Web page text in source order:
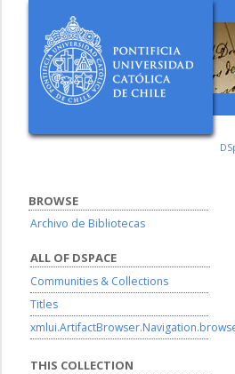
BROWSE
Archivo de Bibliotecas
ALL OF DSPACE
Communities & Collections
Titles
THIS COLLECTION